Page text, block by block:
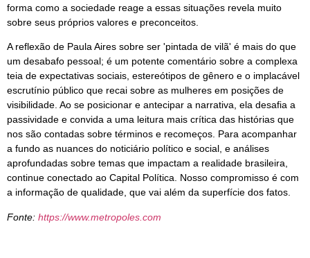
forma como a sociedade reage a essas situações revela muito
sobre seus próprios valores e preconceitos.
A reflexão de Paula Aires sobre ser 'pintada de vilã' é mais do que
um desabafo pessoal; é um potente comentário sobre a complexa
teia de expectativas sociais, estereótipos de gênero e o implacável
escrutínio público que recai sobre as mulheres em posições de
visibilidade. Ao se posicionar e antecipar a narrativa, ela desafia a
passividade e convida a uma leitura mais crítica das histórias que
nos são contadas sobre términos e recomeços. Para acompanhar
a fundo as nuances do noticiário político e social, e análises
aprofundadas sobre temas que impactam a realidade brasileira,
continue conectado ao Capital Política. Nosso compromisso é com
a informação de qualidade, que vai além da superfície dos fatos.
Fonte: https://www.metropoles.com